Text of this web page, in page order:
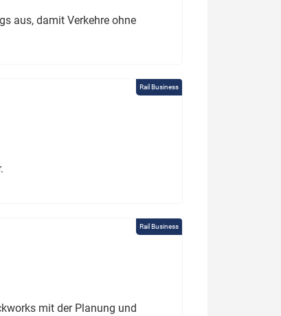
aus, damit Verkehre ohne
Rail Business
Rail Business
mit der Planung und